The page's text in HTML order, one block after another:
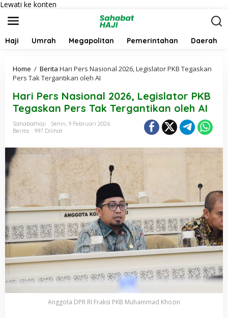
Lewati ke konten
Haji Umrah Megapolitan Pemerintahan Daerah
Home / Berita Hari Pers Nasional 2026, Legislator PKB Tegaskan
Pers Tak Tergantikan oleh AI
Hari Pers Nasional 2026, Legislator PKB
Tegaskan Pers Tak Tergantikan oleh AI
Sahabathaji
Senin, 9 Februari 2026
Berita
997 Dilihat
Anggota DPR RI Fraksi PKB Muhammad Khozin